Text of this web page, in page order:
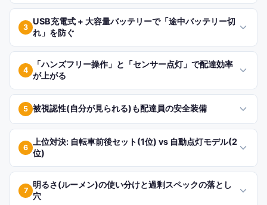
3
USB充電式 + 大容量バッテリーで「途中バッテリー切
れ」を防ぐ
4
「ハンズフリー操作」と「センサー点灯」で配達効率
が上がる
5 被視認性(自分が見られる)も配達員の安全装備
6
上位対決: 自転車前後セット(1位) vs 自動点灯モデル(2
位)
7
明るさ(ルーメン)の使い分けと過剰スペックの落とし
穴